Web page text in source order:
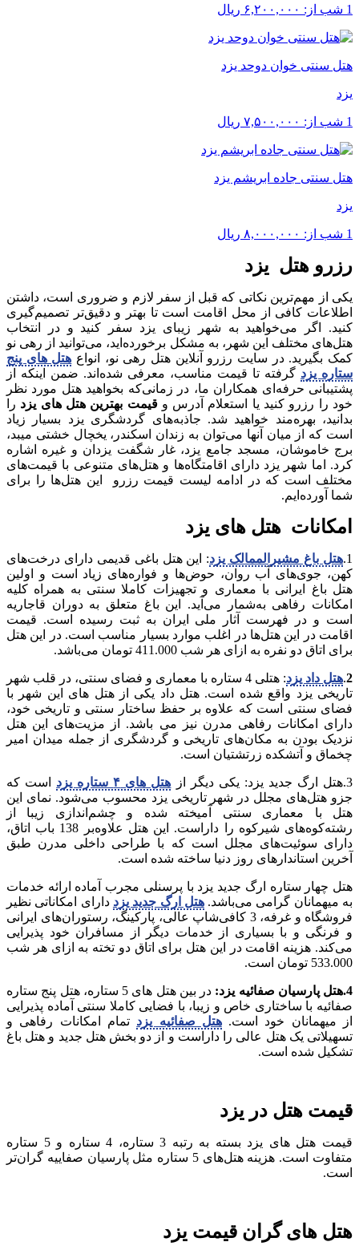
1 شب از: ۶,۲۰۰,۰۰۰ ریال
هتل سنتی خوان دوحد یزد
یزد
1 شب از: ۷,۵۰۰,۰۰۰ ریال
هتل سنتی جاده ابریشم یزد
یزد
1 شب از: ۸,۰۰۰,۰۰۰ ریال
رزرو هتل یزد
یکی از مهم‌ترین نکاتی که قبل از سفر لازم و ضروری است، داشتن
اطلاعات کافی از محل اقامت است تا بهتر و دقیق‌تر تصمیم‌گیری
کنید. اگر می‌خواهید به شهر زیبای یزد سفر کنید و در انتخاب
هتل‌های مختلف این شهر، به مشکل برخورده‌اید، می‌توانید از رهی نو
کمک بگیرید. در سایت رزرو آنلاین هتل رهی نو، انواع هتل های پنج
ستاره یزد گرفته تا قیمت مناسب، معرفی شده‌اند. ضمن اینکه از
پشتیبانی حرفه‌ای همکاران ما، در زمانی‌که بخواهید هتل ‌مورد نظر
خود را رزرو کنید یا استعلام آدرس وقیمت بهترین هتل های یزد را
بدانید، بهره‌مند خواهید شد. جاذبه‌های گردشگری یزد بسیار زیاد
است که از میان آنها می‌توان به زندان اسکندر، یخچال خشتی میبد،
برج خاموشان، مسجد جامع یزد، غار شگفت یزدان و غیره اشاره
کرد. اما شهر یزد دارای اقامتگا‌ه‌ها و هتل‌های متنوعی با قیمت‌های
مختلف است که در ادامه لیست قیمت رزرو این هتل‌ها را برای
شما آورده‌ایم.
امکانات هتل های یزد
1. هتل باغ مشیرالممالک یزد: این هتل باغی قدیمی دارای درخت‌های
کهن، جوی‌های آب روان، حوض‌ها و فواره‌های زیاد است و اولین
هتل باغ ایرانی با معماری و تجهیزات کاملا سنتی به همراه کلیه
امکانات رفاهی به‌شمار می‌آید. این باغ متعلق به دوران قاجاریه
است و در فهرست آثار ملی ایران به ثبت رسیده است. قیمت
اقامت در این هتل‌ها در اغلب موارد بسیار مناسب است. در این هتل
برای اتاق دو نفره به ازای هر شب 411.000 تومان می‌باشد.
2
.هتل داد یزد
: هتلی 4 ستاره با معماری و فضای سنتی، در قلب شهر
تاریخی یزد واقع شده است. هتل داد یکی از هتل های این شهر با
فضای سنتی است که علاوه بر حفظ ساختار سنتی و تاریخی خود،
دارای امکانات رفاهی مدرن نیز می باشد. از مزیت‌های این هتل
نزدیک بودن به مکان‌های تاریخی و گردشگری از جمله میدان امیر
چخماق و آتشکده زرتشتیان است.
3.هتل ارگ جدید یزد: یکی دیگر از هتل های ۴ ستاره یزد
است که
جزو هتل‌های مجلل در شهر تاریخی یزد محسوب می‌شود. نمای این
هتل با معماری سنتی آمیخته شده و چشم‌اندازی زیبا از
رشته‌کوه‌های شیرکوه را داراست. این هتل علاوه‌بر 138 باب اتاق،
دارای سوئیت‌های مجلل است که با طراحی داخلی مدرن طبق
آخرین استاندارهای روز دنیا ساخته شده است.
هتل چهار ستاره ارگ جدید یزد با پرسنلی مجرب آماده ارائه خدمات
به میهمانان گرامی می‌باشد.هتل ارگ جدید یزد دارای امکاناتی نظیر
فروشگاه و غرفه، 3 کافی‌شاپ عالی، پارکینگ، رستوران‌های ایرانی
و فرنگی و با بسیاری از خدمات دیگر از مسافران خود پذیرایی
می‌کند. هزینه اقامت در این هتل برای اتاق دو تخته به ازای هر شب
533.000 تومان است.
4.هتل پارسیان صفائیه یزد:
در بین هتل های 5 ستاره، هتل پنج ستاره
صفائیه با ساختاری خاص و زیبا، با فضایی کاملا سنتی آماده پذیرایی
از میهمانان خود است.هتل صفائیه یزد تمام امکانات رفاهی و
تسهیلاتی یک هتل عالی را داراست و از دو بخش هتل جدید و هتل باغ
تشکیل شده است.
قیمت هتل در یزد
قیمت هتل‌ های یزد بسته به رتبه 3 ستاره، 4 ستاره و 5 ستاره
متفاوت است. هزینه هتل‌های 5 ستاره مثل پارسیان صفاییه گران‌تر
است.
هتل ‌های گران قیمت یزد